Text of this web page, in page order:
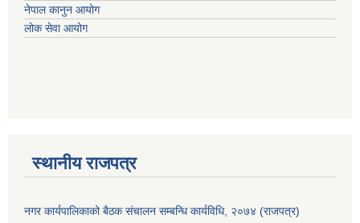
नेपाल कानुन आयोग
लोक सेवा आयोग
स्थानीय राजपत्र
नगर कार्यपालिकाको बैठक संचालन सम्बन्धि कार्यविधि, २०७४ (राजपत्र)